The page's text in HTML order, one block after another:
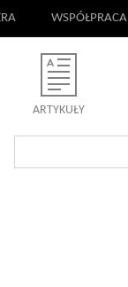
WSPÓŁPRACA
ARTYKUŁY